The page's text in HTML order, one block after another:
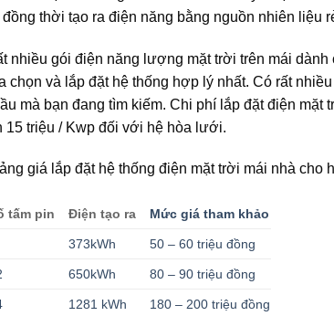
thời tạo ra điện năng bằng nguồn nhiên liệu
nhiều gói điện năng lượng mặt trời trên mái
chọn và lắp đặt hệ thống hợp lý nhất. Có rất
mà bạn đang tìm kiếm. Chi phí lắp đặt điện
15 triệu / Kwp đối với hệ hòa lưới.
giá lắp đặt hệ thống điện mặt trời mái nhà cho
tấm pin Điện tạo ra Mức giá tham khảo
373kWh 50 – 60 triệu đồng
650kWh 80 – 90 triệu đồng
1281 kWh 180 – 200 triệu đồng